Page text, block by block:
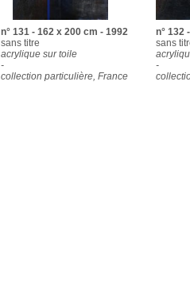
n° 131 - 162 x 200 cm - 1992
sans titre
acrylique sur toile
-
collection particulière, France
n° 132
sans
-